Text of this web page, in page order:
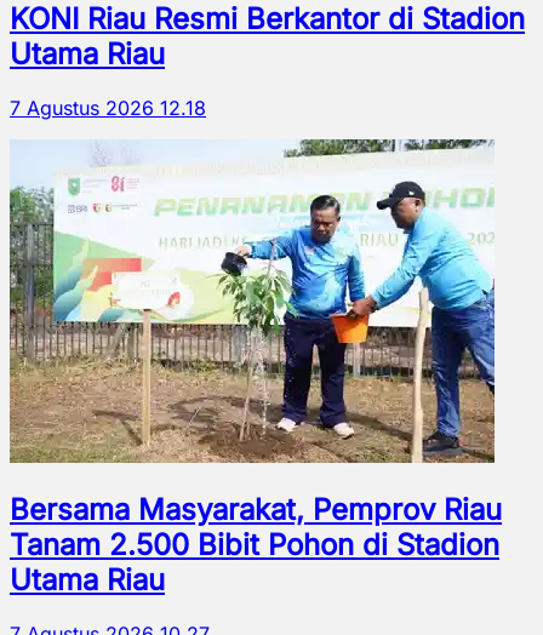
KONI Riau Resmi Berkantor di Stadion
Utama Riau
7 Agustus 2026 12.18
Bersama Masyarakat, Pemprov Riau
Tanam 2.500 Bibit Pohon di Stadion
Utama Riau